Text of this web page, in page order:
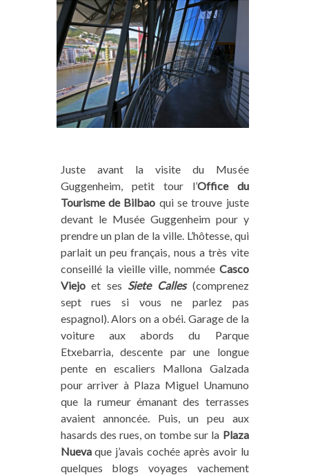
Juste avant la visite du Musée
Guggenheim, petit tour l’Office du
Tourisme de Bilbao qui se trouve juste
devant le Musée Guggenheim pour y
prendre un plan de la ville. L’hôtesse, qui
parlait un peu français, nous a très vite
conseillé la vieille ville, nommée Casco
Viejoet ses Siete Calles (comprenez
sept rues si vous ne parlez pas
espagnol). Alors on a obéi. Garage de la
voiture aux abords du Parque
Etxebarria, descente par une longue
pente en escaliers Mallona Galzada
pour arriver à Plaza Miguel Unamuno
que la rumeur émanant des terrasses
avaient annoncée. Puis, un peu aux
hasards des rues, on tombe sur la Plaza
Nuevaque j’avais cochée après avoir lu
quelques blogs voyages vachement